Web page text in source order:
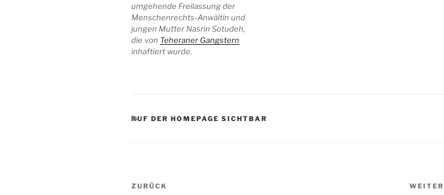
umgehende Freilassung der
Menschenrechts-Anwältin und
jungen Mutter Nasrin Sotudeh,
die von Teheraner Gangstern
inhaftiert wurde.
KATEGORIEN
AUF DER HOMEPAGE SICHTBAR
Beitragsnavigation
Vorheriger
ZURÜCK WEITER